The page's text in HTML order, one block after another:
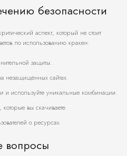
безопасности
аспект, который не стоит
по использованию кракен:
защиты.
незащищённых сайтах.
и используйте уникальные комбинации.
вы скачиваете.
о ресурсах.
вопросы